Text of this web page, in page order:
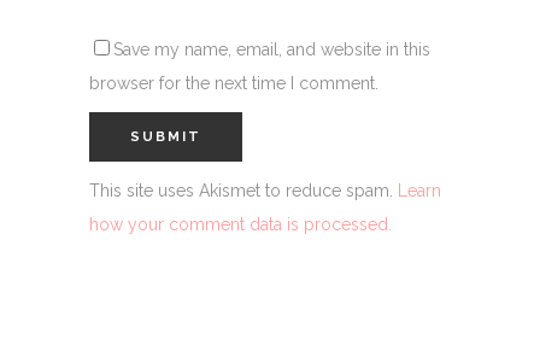
Save my name, email, and website in this
browser for the next time I comment.
This site uses Akismet to reduce spam.
Learn
how your comment data is processed.